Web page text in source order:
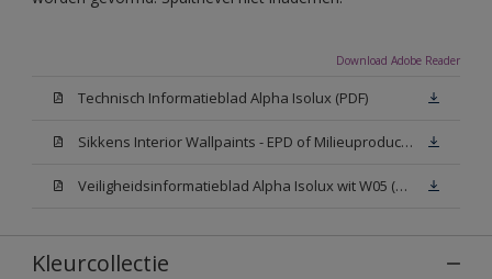
Download Adobe Reader
Technisch Informatieblad Alpha Isolux (PDF)
Sikkens Interior Wallpaints - EPD of Milieuproductverklaring
Veiligheidsinformatieblad Alpha Isolux wit W05 (SDS)
Kleurcollectie